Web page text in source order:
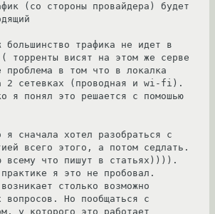
(со стороны провайдера) будет
большинство трафика не идет в
( торренты висят на этом же серве
в том что в локалка
2 сетевках (проводная и wi-fi).
я понял это решается с помошью
я сначала хотел разобраться с
всего этого, а потом седлать.
всему что пишут в статьях)))).
я это не пробовал.
столько возможно
вопросов. Но пообщаться с
у которого это работает